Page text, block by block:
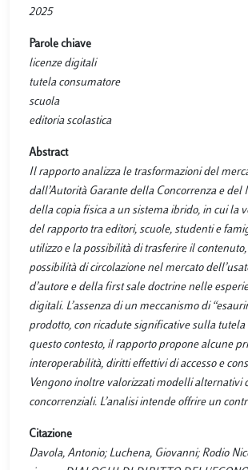
2025
Parole chiave
licenze digitali
tutela consumatore
scuola
editoria scolastica
Abstract
Il rapporto analizza le trasformazioni del
dall’Autorità Garante della Concorrenza e
della copia fisica a un sistema ibrido, in cui la
del rapporto tra editori, scuole, studenti e
utilizzo e la possibilità di trasferire il
possibilità di circolazione nel mercato
d’autore e della first sale doctrine nelle
digitali. L’assenza di un meccanismo di
prodotto, con ricadute significative sulla
questo contesto, il rapporto propone alcune
interoperabilità, diritti effettivi di accesso e
Vengono inoltre valorizzati modelli alternativi
concorrenziali. L’analisi intende offrire un
Citazione
Davola, Antonio; Luchena, Giovanni; Rodio